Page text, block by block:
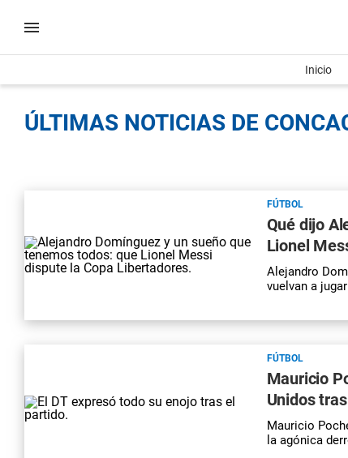
Inicio
ÚLTIMAS NOTICIAS DE
FÚTBOL
Qué dijo
Lionel
Alejandro
vuelvan a
FÚTBOL
Mauricio
Unidos
Mauricio
la agónica